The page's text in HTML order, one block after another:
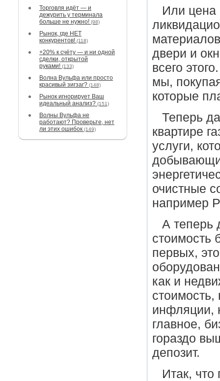
Торговля идёт — и
дежурить у терминала
больше не нужно! (98)
Рынок, где НЕТ
конкурентов! (118)
+20% к счёту — и ни одной
сделки, открытой
руками! (133)
Волна Вульфа или просто
красивый зигзаг? (148)
Рынок игнорирует Ваш
идеальный анализ? (151)
Волны Вульфа не
работают? Проверьте, нет
ли этих ошибок (149)
Или цена
двери и
всего
мы,
которые
Теперь
квартире
услуги,
очистные
например
А теперь
стоимость
первых,
как и
инфляции,
главное,
гораздо
депозит.
Итак, что